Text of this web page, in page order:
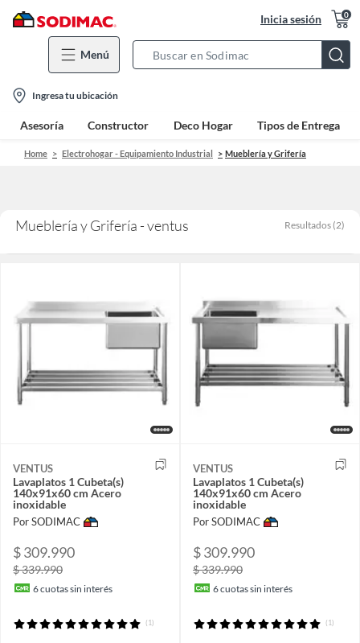
Inicia sesión 0
Menú
Bar
location-
icon
Ingresa tu ubicación
Asesoría Constructor Deco Hogar Tipos de Entrega
Home Electrohogar - Equipamiento Industrial Mueblería y Grifería
Mueblería y Grifería - ventus Resultados (2)
VENTUS
Lavaplatos 1 Cubeta(s)
140x91x60 cm Acero
inoxidable
Por SODIMAC
$ 309.990
$ 339.990
6cuotas sin interés
(1)
VENTUS
Lavaplatos 1 Cubeta(s)
140x91x60 cm Acero
inoxidable
Por SODIMAC
$ 309.990
$ 339.990
6cuotas sin interés
(1)